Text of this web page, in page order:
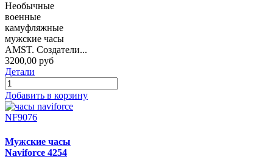
Необычные
военные
камуфляжные
мужские часы
AMST. Создатели...
3200,00 руб
Детали
Добавить в корзину
Мужские часы
Naviforce 4254